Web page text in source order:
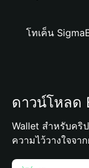
โทเค็น
ดาวน์โหลด
Wallet สำหรับคริ
ความไว้วางใจจ